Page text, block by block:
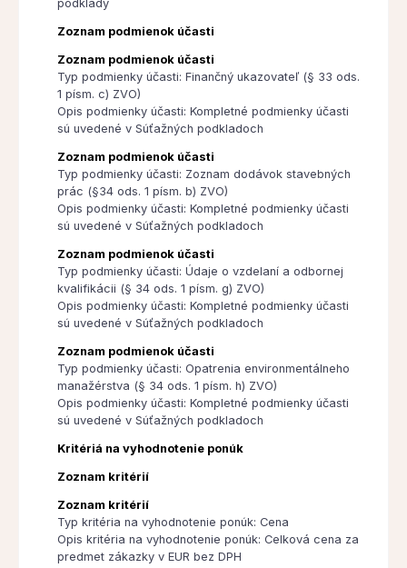
podklady
Zoznam podmienok účasti
Zoznam podmienok účasti
Typ podmienky účasti: Finančný ukazovateľ (§ 33 ods.
1 písm. c) ZVO)
Opis podmienky účasti: Kompletné podmienky účasti
sú uvedené v Súťažných podkladoch
Zoznam podmienok účasti
Typ podmienky účasti: Zoznam dodávok stavebných
prác (§34 ods. 1 písm. b) ZVO)
Opis podmienky účasti: Kompletné podmienky účasti
sú uvedené v Súťažných podkladoch
Zoznam podmienok účasti
Typ podmienky účasti: Údaje o vzdelaní a odbornej
kvalifikácii (§ 34 ods. 1 písm. g) ZVO)
Opis podmienky účasti: Kompletné podmienky účasti
sú uvedené v Súťažných podkladoch
Zoznam podmienok účasti
Typ podmienky účasti: Opatrenia environmentálneho
manažérstva (§ 34 ods. 1 písm. h) ZVO)
Opis podmienky účasti: Kompletné podmienky účasti
sú uvedené v Súťažných podkladoch
Kritériá na vyhodnotenie ponúk
Zoznam kritérií
Zoznam kritérií
Typ kritéria na vyhodnotenie ponúk: Cena
Opis kritéria na vyhodnotenie ponúk: Celková cena za
predmet zákazky v EUR bez DPH